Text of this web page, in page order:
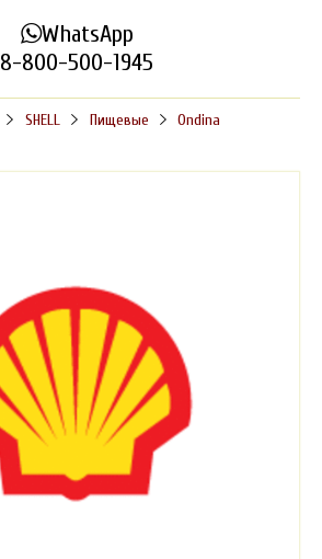
WhatsApp
8-800-500-1945
SHELL Пищевые
Ondina